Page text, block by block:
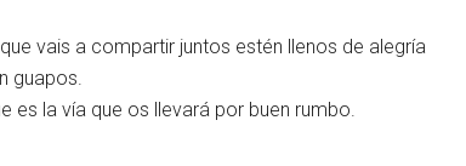
vais a compartir juntos estén llenos de alegría
guapos.
es la vía que os llevará por buen rumbo.